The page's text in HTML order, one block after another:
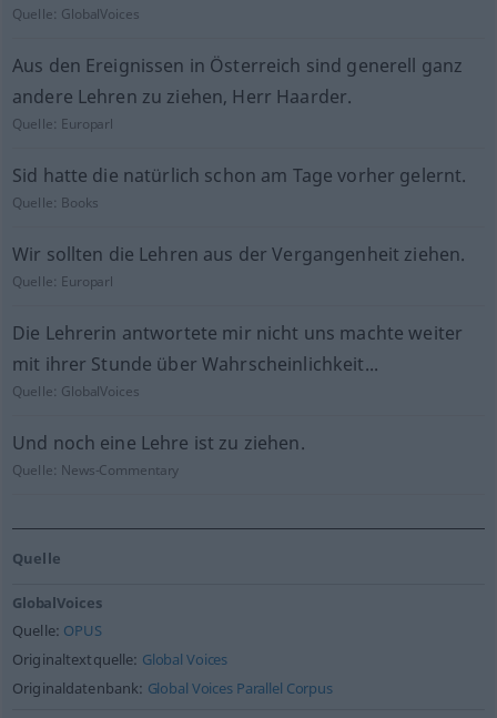
Quelle: GlobalVoices
Aus den Ereignissen in Österreich sind generell ganz
andere Lehren zu ziehen, Herr Haarder.
Quelle: Europarl
Sid hatte die natürlich schon am Tage vorher gelernt.
Quelle: Books
Wir sollten die Lehren aus der Vergangenheit ziehen.
Quelle: Europarl
Die Lehrerin antwortete mir nicht uns machte weiter
mit ihrer Stunde über Wahrscheinlichkeit...
Quelle: GlobalVoices
Und noch eine Lehre ist zu ziehen.
Quelle: News-Commentary
Quelle
GlobalVoices
Quelle: OPUS
Originaltextquelle: Global Voices
Originaldatenbank: Global Voices Parallel Corpus